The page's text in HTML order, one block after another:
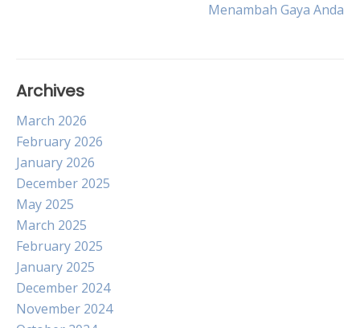
Menambah Gaya Anda
Archives
March 2026
February 2026
January 2026
December 2025
May 2025
March 2025
February 2025
January 2025
December 2024
November 2024